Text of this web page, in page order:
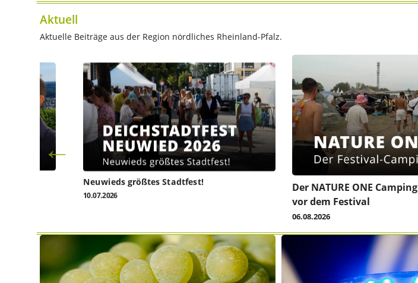
Aktuell
Aktuelle Beiträge aus der Region nördliches Rheinland-Pfalz.
Neuwieds größtes Stadtfest!
10.07.2026
Der NATURE ONE
vor dem Festival
06.08.2026